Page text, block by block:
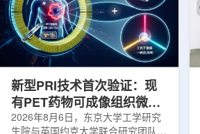
务，锚定智慧核医疗赛道深耕布局。
公司以智慧核医学物联系统为核心载
体，打通核医疗全产业链条，构建智
慧核医学系统+核药+装备+服务协同
发展模式，推动业务从单一产品供给
新型PRI技术首次验证：现
有PET药物可成像组织微环
境
2026年8月6日，东京大学工学研究